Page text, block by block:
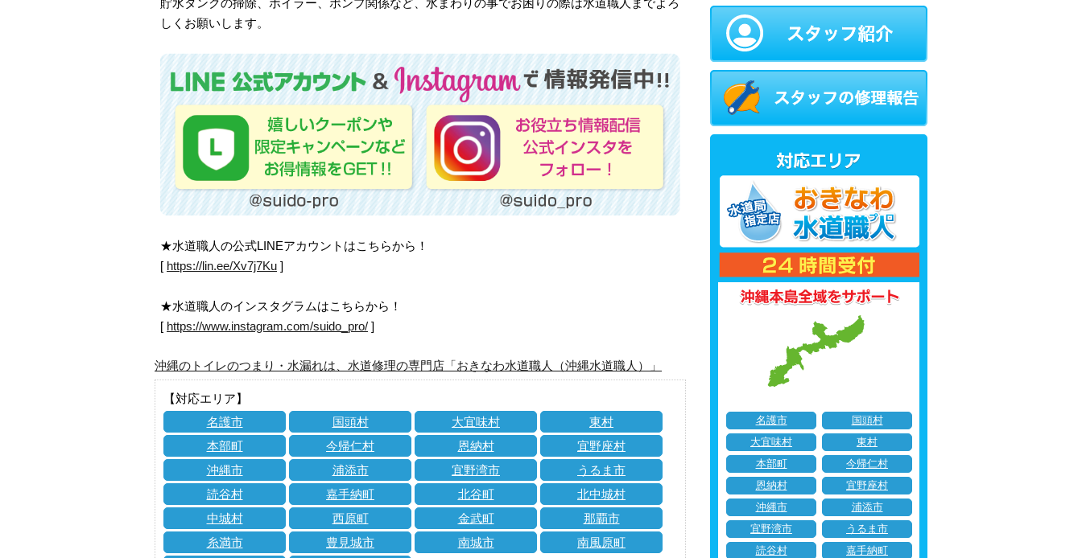
貯水タンクの掃除、ボイラー、ポンプ関係など、水まわりの事でお困りの際は水道職人までよろ
しくお願いします。
★水道職人の公式LINEアカウントはこちらから！
[ https://lin.ee/Xv7j7Ku ]
★水道職人のインスタグラムはこちらから！
[ https://www.instagram.com/suido_pro/ ]
沖縄のトイレのつまり・水漏れは、水道修理の専門店「おきなわ水道職人（沖縄水道職人）」
【対応エリア】
名護市
国頭村 大宜味村
東村
本部町
今帰仁村 恩納村
宜野座村
沖縄市
浦添市 宜野湾市
うるま市
読谷村
嘉手納町 北谷町
北中城村
中城村
西原町 金武町
那覇市
糸満市
豊見城市 南城市
南風原町
名護市
国頭村
大宜味村
東村
本部町
今帰仁村
恩納村
宜野座村
沖縄市
浦添市
宜野湾市
うるま市
読谷村
嘉手納町